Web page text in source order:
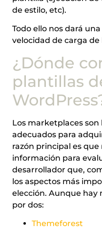
de estilo, etc).
Todo ello nos dará
velocidad de carga de
¿Dónde
plantillas
Los marketplaces son
adecuados para
razón principal es
información para
desarrollador que,
los aspectos más
elección. Aunque hay
por dos:
Themeforest